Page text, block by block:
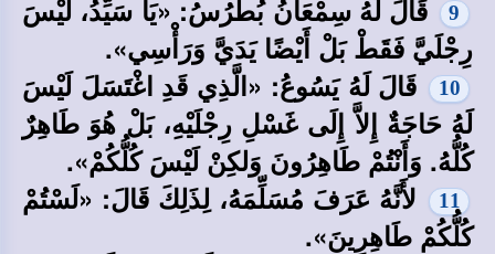
9
قَالَ لَهُ سِمْعَانُ بُطْرُسُ: «يَا سَيِّدُ، لَيْسَ
رِجْلَيَّ فَقَطْ بَلْ أَيْضًا يَدَيَّ وَرَأْسِي».
10
قَالَ لَهُ يَسُوعُ: «الَّذِي قَدِ اغْتَسَلَ لَيْسَ
لَهُ حَاجَةٌ إِلاَّ إِلَى غَسْلِ رِجْلَيْهِ، بَلْ هُوَ طَاهِرٌ
كُلُّهُ. وَأَنْتُمْ طَاهِرُونَ وَلكِنْ لَيْسَ كُلُّكُمْ».
11
لأَنَّهُ عَرَفَ مُسَلِّمَهُ، لِذَلِكَ قَالَ: «لَسْتُمْ
كُلُّكُمْ طَاهِرِينَ».